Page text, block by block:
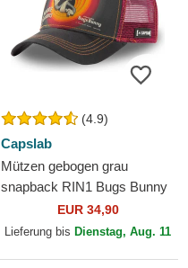
(4.9)
Capslab
Mützen gebogen grau
snapback RIN1 Bugs Bunny
Looney Tunes von Capslab
EUR 34,90
Lieferung bis Dienstag, Aug. 11